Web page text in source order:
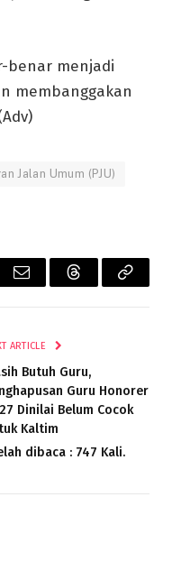
benar menjadi
membanggakan
Jalan Umum (PJU)
Email ThreadsCopy
ARTICLE
Butuh Guru,
Guru Honorer
Dinilai Belum Cocok
Kaltim
dibaca : 747 Kali.